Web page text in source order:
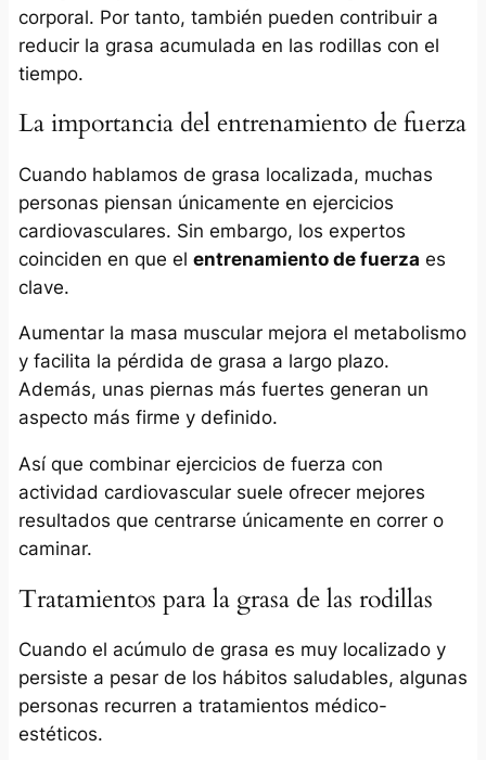
corporal. Por tanto, también pueden contribuir a
reducir la grasa acumulada en las rodillas con el
tiempo.
La importancia del entrenamiento de fuerza
Cuando hablamos de grasa localizada, muchas
personas piensan únicamente en ejercicios
cardiovasculares. Sin embargo, los expertos
coinciden en que el entrenamiento de fuerza es
clave.
Aumentar la masa muscular mejora el metabolismo
y facilita la pérdida de grasa a largo plazo.
Además, unas piernas más fuertes generan un
aspecto más firme y definido.
Así que combinar ejercicios de fuerza con
actividad cardiovascular suele ofrecer mejores
resultados que centrarse únicamente en correr o
caminar.
Tratamientos para la grasa de las rodillas
Cuando el acúmulo de grasa es muy localizado y
persiste a pesar de los hábitos saludables, algunas
personas recurren a tratamientos médico-
estéticos.